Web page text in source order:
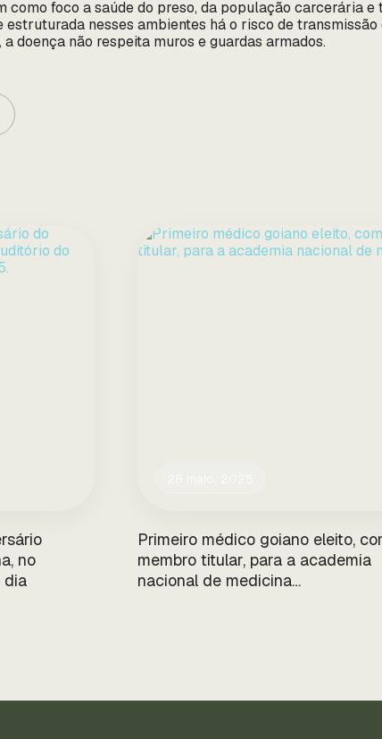
como foco a saúde do preso, da população carcerária
nesses ambientes há o risco de
doença não respeita muros e guardas armados.
no
dia
Primeiro médico goiano eleito,
membro titular, para a academia
nacional de medicina…